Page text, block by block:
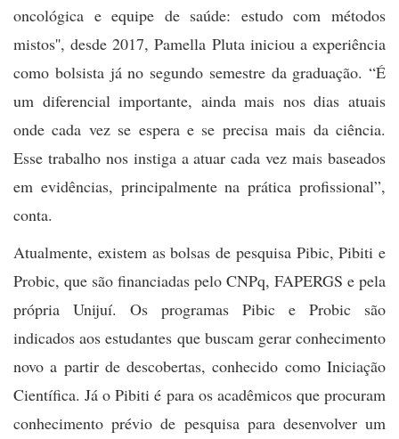
oncológica e equipe de saúde: estudo com métodos
mistos'', desde 2017, Pamella Pluta iniciou a experiência
como bolsista já no segundo semestre da graduação. “É
um diferencial importante, ainda mais nos dias atuais
onde cada vez se espera e se precisa mais da ciência.
Esse trabalho nos instiga a atuar cada vez mais baseados
em evidências, principalmente na prática profissional”,
conta.
Atualmente, existem as bolsas de pesquisa Pibic, Pibiti e
Probic, que são financiadas pelo CNPq, FAPERGS e pela
própria Unijuí. Os programas Pibic e Probic são
indicados aos estudantes que buscam gerarconhecimento
novo a partir de descobertas, conhecido comoIniciação
Científica. Já o Pibiti é para os acadêmicos que procuram
conhecimento prévio de pesquisa para desenvolver um